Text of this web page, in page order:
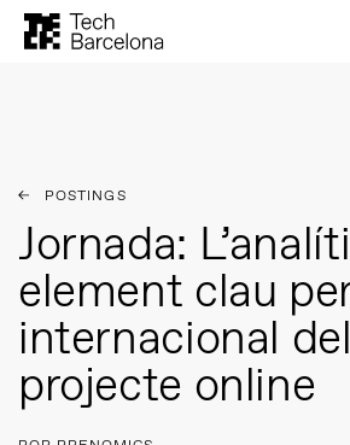
POSTINGS
Jornada:
element clau
internacional
projecte online